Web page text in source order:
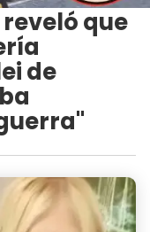
que
de